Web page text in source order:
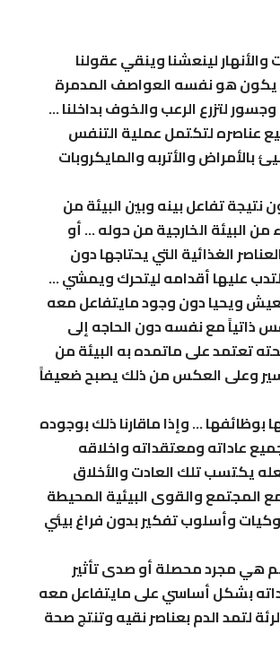
لينعشنا وينقي عقولنا
هو نفسه العواصف المدمرة
لتزرع الرعب والخوف بداخلنا …
عناصره لتكتمل عملية التنفس
والأتربه والمايكروبات
تفاعل بينه وبين البيئة من
البيئة الخارجية من حوله … أو
الغذائية التي يحتاجها دون
عليها أقدامه ليتحرك ويمشي …
ويحيا دون وجود مايتفاعل معه
ذاتياً مع نفسه دون الحاجه إلى
تعتمد على ماتمده به البيئة من
وعلى العكس من ذلك يصبح ضعيفاً
بوظائفها … وإذا ماقارنا ذلك بوجوده
عاداته ومعتقداته واخلاقه
يكتسب تلك العادت والأخلاق
المجتمع والقوى البيئية المحيطة
وأسلوب تفكير بدون فراغ بيئي
هي مجرد محصلة أو صدى تأثير
بشكل أساسي على مايتفاعل معه
لتمد الدم بعناصر نقيه وتنتج صحة